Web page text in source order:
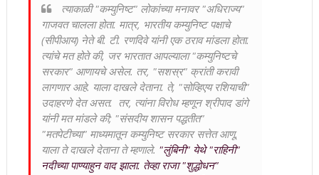
त्याकाळी "कम्युनिष्ट" लोकांच्या मनावर "अधिराज्य"
गाजवत चालला होता. मात्र, भारतीय कम्युनिष्ट पक्षाचे
(सीपीआय) नेते बी. टी. रणदिवे यांनी एक ठराव मांडला होता.
त्यांचे मत होते की, जर भारतात आपल्याला "कम्युनिष्टचे
सरकार" आणायचे असेल. तर, "सशस्र" क्रांती करावी
लागणार आहे. याला दाखले देताना. ते, "सोव्हिएय रशियाची"
उदाहरणे देत असत. तर, त्यांना विरोध म्हणून श्रीपाद डांगे
यांनी मत मांडले की; "संसदीय शासन पद्धतीत"
"मतपेटीच्या" माध्यमातून कम्युनिष्ट सरकार सत्तेत आणू.
याला ते दाखले देताना ते म्हणाले. "लुंबिनी" येथे "राहिनी"
नदीच्या पाण्याहुन वाद झाला. तेव्हा राजा "शुद्धोधन"